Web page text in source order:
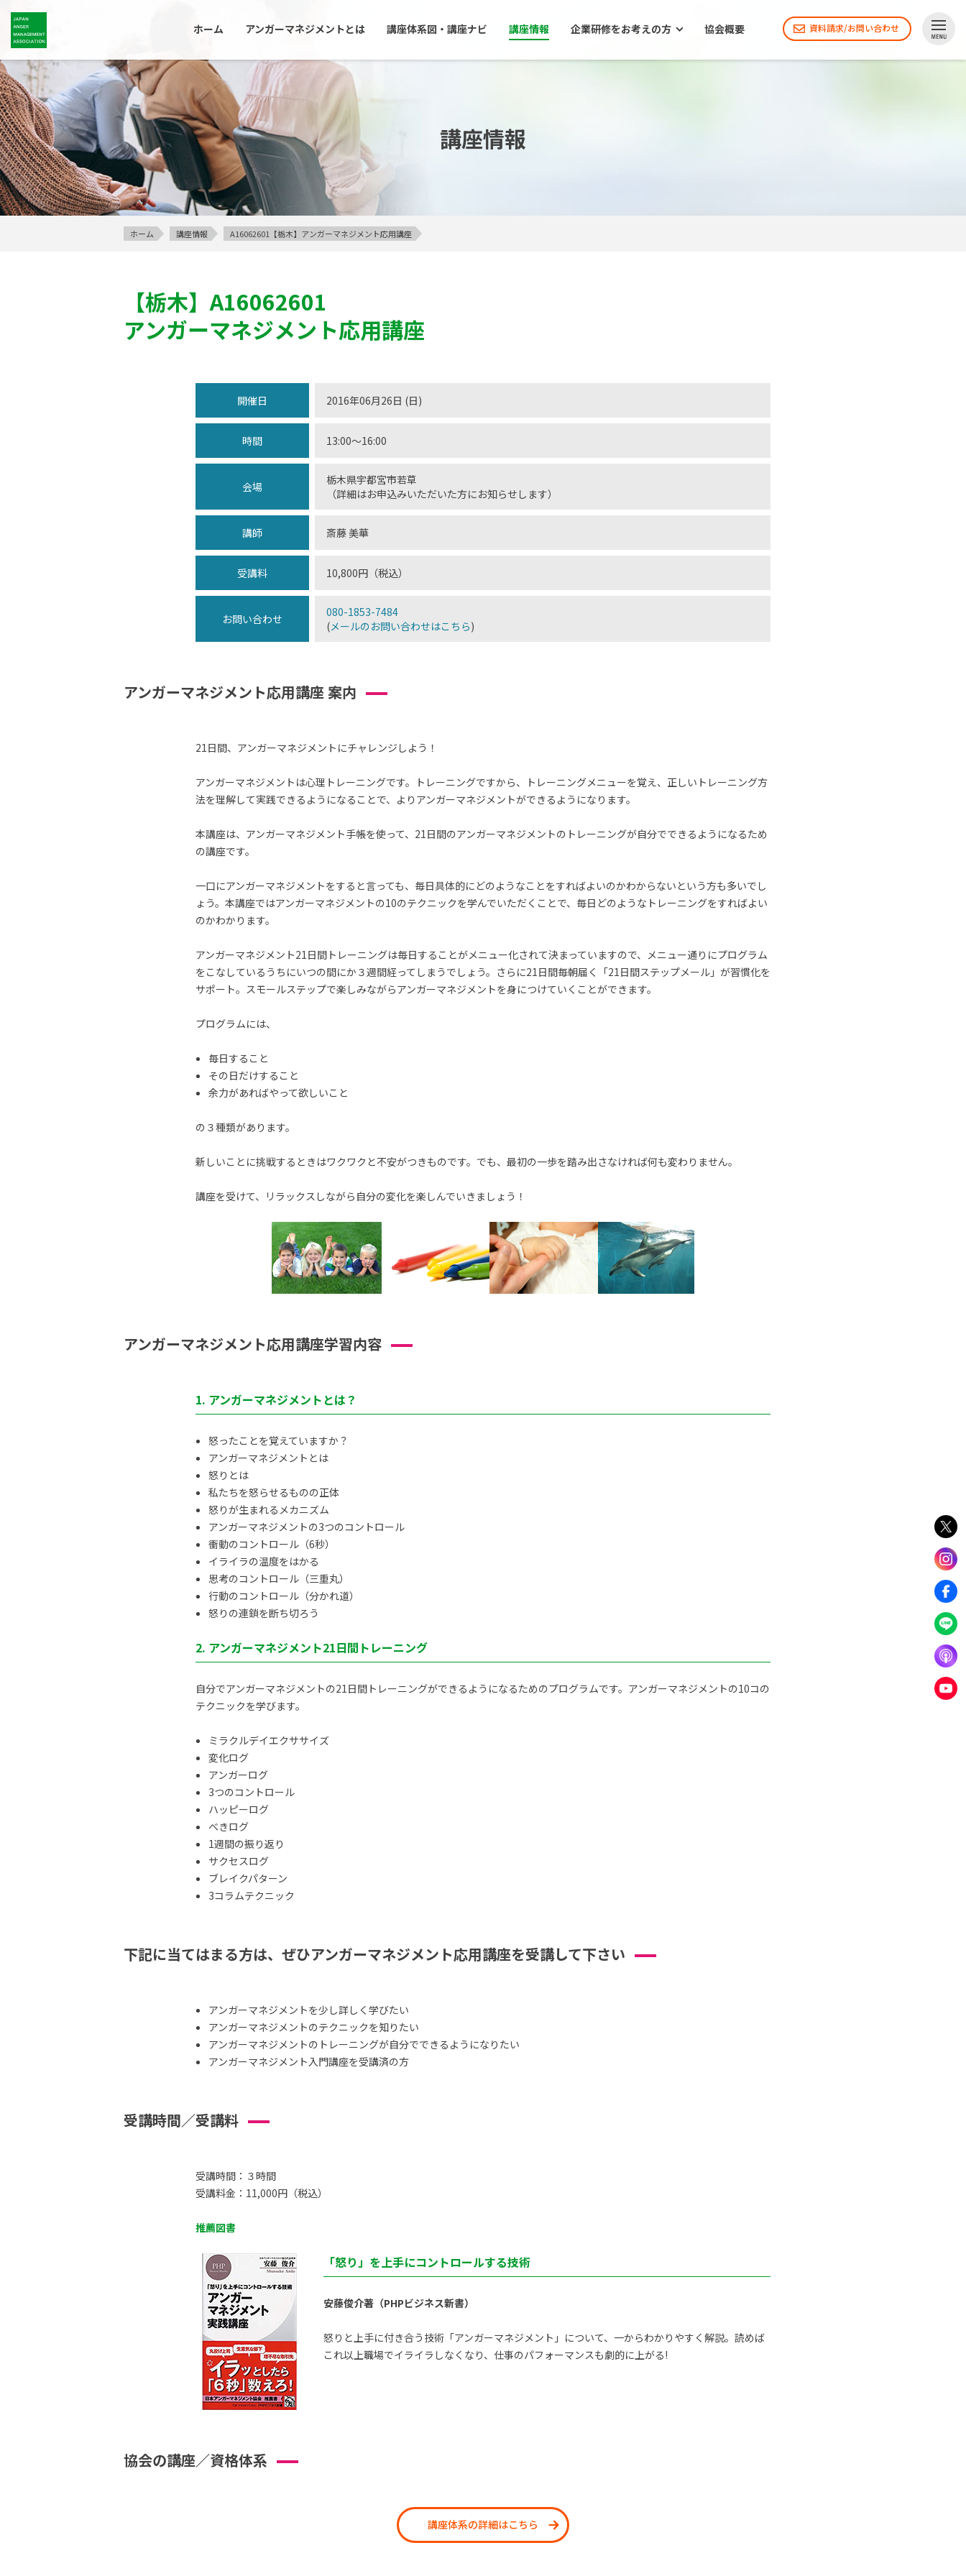
ホーム アンガーマネジメントとは 講座体系図・講座ナビ 講座情報 企業研修をお考えの方 協会概要 資料請求/お問い合わせ
講座情報
ホーム 講座情報 A16062601【栃木】アンガーマネジメント応用講座
【栃木】A16062601
アンガーマネジメント応用講座
開催日 2016年06月26日 (日)
時間 13:00～16:00
会場
栃木県宇都宮市若草
（詳細はお申込みいただいた方にお知らせします）
講師 斎藤 美華
受講料 10,800円（税込）
お問い合わせ
080-1853-7484
(メールのお問い合わせはこちら)
アンガーマネジメント応用講座 案内
21日間、アンガーマネジメントにチャレンジしよう！
アンガーマネジメントは心理トレーニングです。トレーニングですから、トレーニングメニューを覚え、正しいトレーニング方
法を理解して実践できるようになることで、よりアンガーマネジメントができるようになります。
本講座は、アンガーマネジメント手帳を使って、21日間のアンガーマネジメントのトレーニングが自分でできるようになるため
の講座です。
一口にアンガーマネジメントをすると言っても、毎日具体的にどのようなことをすればよいのかわからないという方も多いでし
ょう。本講座ではアンガーマネジメントの10のテクニックを学んでいただくことで、毎日どのようなトレーニングをすればよい
のかわかります。
アンガーマネジメント21日間トレーニングは毎日することがメニュー化されて決まっていますので、メニュー通りにプログラム
をこなしているうちにいつの間にか３週間経ってしまうでしょう。さらに21日間毎朝届く「21日間ステップメール」が習慣化を
サポート。スモールステップで楽しみながらアンガーマネジメントを身につけていくことができます。
プログラムには、
毎日すること
その日だけすること
余力があればやって欲しいこと
の３種類があります。
新しいことに挑戦するときはワクワクと不安がつきものです。でも、最初の一歩を踏み出さなければ何も変わりません。
講座を受けて、リラックスしながら自分の変化を楽しんでいきましょう！
アンガーマネジメント応用講座学習内容
1. アンガーマネジメントとは？
怒ったことを覚えていますか？
アンガーマネジメントとは
怒りとは
私たちを怒らせるものの正体
怒りが生まれるメカニズム
アンガーマネジメントの3つのコントロール
衝動のコントロール（6秒）
イライラの温度をはかる
思考のコントロール（三重丸）
行動のコントロール（分かれ道）
怒りの連鎖を断ち切ろう
2. アンガーマネジメント21日間トレーニング
自分でアンガーマネジメントの21日間トレーニングができるようになるためのプログラムです。アンガーマネジメントの10コの
テクニックを学びます。
ミラクルデイエクササイズ
変化ログ
アンガーログ
3つのコントロール
ハッピーログ
べきログ
1週間の振り返り
サクセスログ
ブレイクパターン
3コラムテクニック
下記に当てはまる方は、ぜひアンガーマネジメント応用講座を受講して下さい
アンガーマネジメントを少し詳しく学びたい
アンガーマネジメントのテクニックを知りたい
アンガーマネジメントのトレーニングが自分でできるようになりたい
アンガーマネジメント入門講座を受講済の方
受講時間／受講料
受講時間：３時間
受講料金：11,000円（税込）
推薦図書
「怒り」を上手にコントロールする技術
安藤俊介著（PHPビジネス新書）
怒りと上手に付き合う技術「アンガーマネジメント」について、一からわかりやすく解説。読めば
これ以上職場でイライラしなくなり、仕事のパフォーマンスも劇的に上がる!
協会の講座／資格体系
講座体系の詳細はこちら